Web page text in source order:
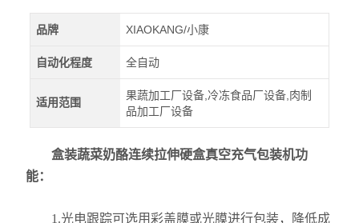
品牌 XIAOKANG/小康
自动化程度 全自动
适用范围
果蔬加工厂设备,冷冻食品厂设备,肉制
品加工厂设备
盒装蔬菜奶酪连续拉伸硬盒真空充气包装机功
能：
1.光电跟踪可选用彩盖膜或光膜进行包装，降低成